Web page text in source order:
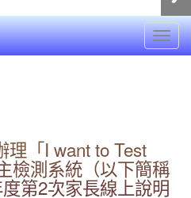
理「I want to Test
檢測系統（以下簡稱
第2次家長線上說明